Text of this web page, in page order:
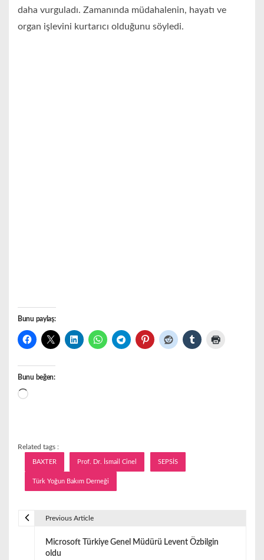
daha vurguladı. Zamanında müdahalenin, hayatı ve
organ işlevini kurtarıcı olduğunu söyledi.
Bunu paylaş:
Bunu beğen:
Yükleniyor...
Related tags :
BAXTER Prof. Dr. İsmail Cinel SEPSİS
Türk Yoğun Bakım Derneği
Previous Article
Microsoft Türkiye Genel Müdürü Levent Özbilgin
oldu